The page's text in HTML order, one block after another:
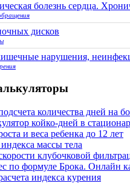
болезнь сердца.
дисков
нарушения,
количества дней на
койко-дней в
и веса ребенка до 12 лет
массы тела
клубочковой
по формуле Брока. Онлайн
индекса курения